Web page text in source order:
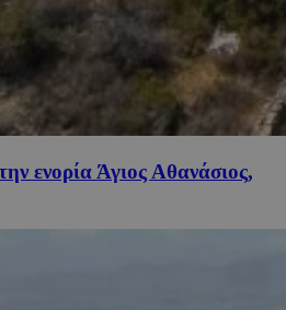
ενορία Άγιος Αθανάσιος,